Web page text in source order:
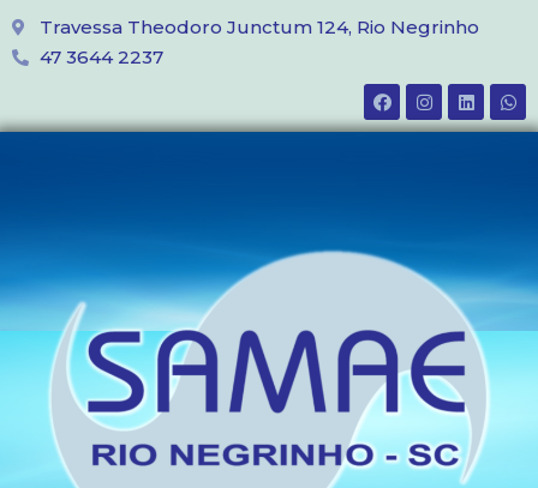
Travessa Theodoro Junctum 124, Rio Negrinho
47 3644 2237